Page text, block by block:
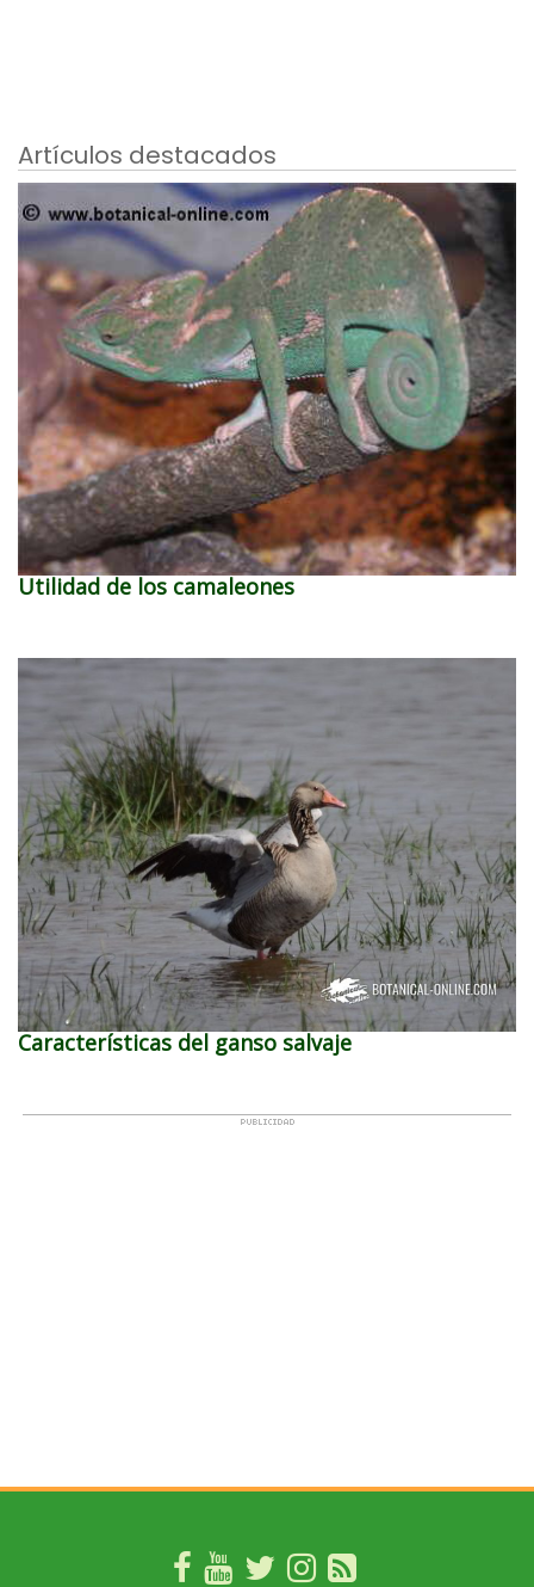
Artículos destacados
Utilidad de los camaleones
Características del ganso salvaje